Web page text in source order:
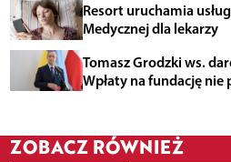
Resort uruchamia
Medycznej dla lekarzy
Tomasz Grodzki ws.
Wpłaty na fundację
ZOBACZ RÓWNIEŻ